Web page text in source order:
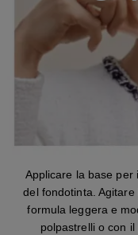
Applicare la base per
del fondotinta. Agitare
formula leggera e
polpastrelli o con